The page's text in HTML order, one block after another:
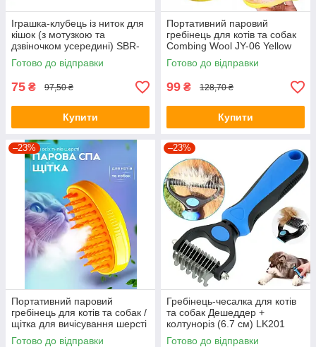
Іграшка-клубець із ниток для
кішок (з мотузкою та
дзвіночком усередині) SBR-
05 Dark
Готово до відправки
75 ₴ 97,50 ₴
Купити
Портативний паровий
гребінець для котів та собак
Combing Wool JY-06 Yellow
Готово до відправки
99 ₴ 128,70 ₴
Купити
–23%
Портативний паровий
гребінець для котів та собак /
щітка для вичісування шерсті
Готово до відправки
–23%
Гребінець-чесалка для котів
та собак Дешеддер +
колтуноріз (6.7 см) LK201
Blue
Готово до відправки